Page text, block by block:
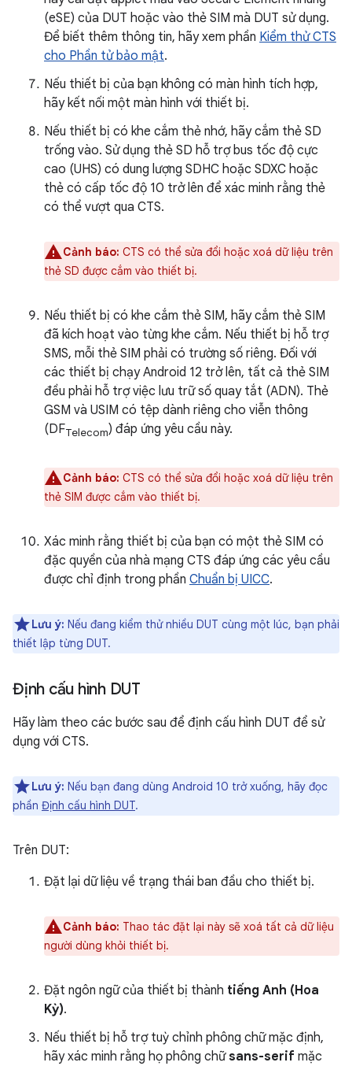
(eSE) của DUT hoặc vào thẻ SIM mà DUT sử dụng.
Để biết thêm thông tin, hãy xem phần Kiểm thử CTS
cho Phần tử bảo mật.
Nếu thiết bị của bạn không có màn hình tích hợp,
hãy kết nối một màn hình với thiết bị.
Nếu thiết bị có khe cắm thẻ nhớ, hãy cắm thẻ SD
trống vào. Sử dụng thẻ SD hỗ trợ bus tốc độ cực
cao (UHS) có dung lượng SDHC hoặc SDXC hoặc
thẻ có cấp tốc độ 10 trở lên để xác minh rằng thẻ
có thể vượt qua CTS.
Cảnh báo: CTS có thể sửa đổi hoặc xoá dữ liệu trên
thẻ SD được cắm vào thiết bị.
Nếu thiết bị có khe cắm thẻ SIM, hãy cắm thẻ SIM
đã kích hoạt vào từng khe cắm. Nếu thiết bị hỗ trợ
SMS, mỗi thẻ SIM phải có trường số riêng. Đối với
các thiết bị chạy Android 12 trở lên, tất cả thẻ SIM
đều phải hỗ trợ việc lưu trữ số quay tắt (ADN). Thẻ
GSM và USIM có tệp dành riêng cho viễn thông
(DFTelecom) đáp ứng yêu cầu này.
Cảnh báo: CTS có thể sửa đổi hoặc xoá dữ liệu trên
thẻ SIM được cắm vào thiết bị.
Xác minh rằng thiết bị của bạn có một thẻ SIM có
đặc quyền của nhà mạng CTS đáp ứng các yêu cầu
được chỉ định trong phần Chuẩn bị UICC.
Lưu ý: Nếu đang kiểm thử nhiều DUT cùng một lúc, bạn phải
thiết lập từng DUT.
Định cấu hình DUT
Hãy làm theo các bước sau để định cấu hình DUT để sử
dụng với CTS.
Lưu ý: Nếu bạn đang dùng Android 10 trở xuống, hãy đọc
phần Định cấu hình DUT.
Trên DUT:
Đặt lại dữ liệu về trạng thái ban đầu cho thiết bị.
Cảnh báo: Thao tác đặt lại này sẽ xoá tất cả dữ liệu
người dùng khỏi thiết bị.
Đặt ngôn ngữ của thiết bị thành tiếng Anh (Hoa
Kỳ).
Nếu thiết bị hỗ trợ tuỳ chỉnh phông chữ mặc định,
hãy xác minh rằng họ phông chữsans-serif mặc